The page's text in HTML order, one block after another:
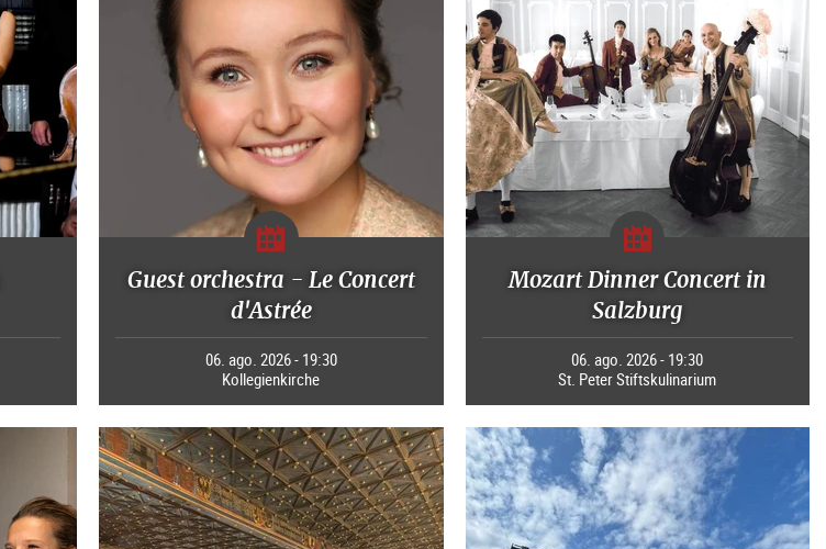
Guest orchestra - Le Concert
d'Astrée
06. ago. 2026 - 19:30
Kollegienkirche
Mozart Dinner Concert in
Salzburg
06. ago. 2026 - 19:30
St. Peter Stiftskulinarium